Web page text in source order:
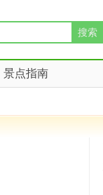
搜索
景点指南